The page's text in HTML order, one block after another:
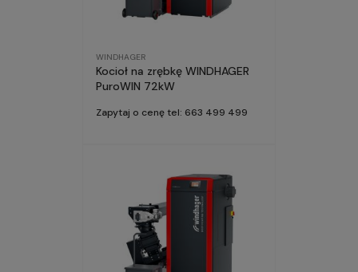
WINDHAGER
Kocioł na zrębkę WINDHAGER
PuroWIN 72kW
Zapytaj o cenę tel: 663 499 499